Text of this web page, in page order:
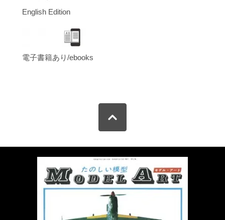
English Edition
電子書籍あり/ebooks